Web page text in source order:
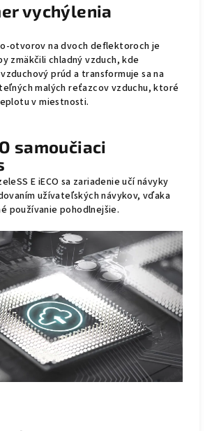
vychýlenia
otvorov na dvoch deflektoroch je
zmäkčili chladný vzduch, kde
prúd a transformuje sa na
malých reťazcov vzduchu, ktoré
v miestnosti.
samoučiaci
E iECO sa zariadenie učí návyky
užívateľských návykov, vďaka
používanie pohodlnejšie.